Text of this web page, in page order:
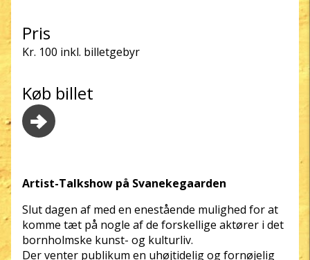
Artist-Talkshow på Svanekegaarden
Slut dagen af med en enestående mulighed for at
komme tæt på nogle af de forskellige aktører i det
bornholmske kunst- og kulturliv.
Der venter publikum en uhøjtidelig og fornøjelig
Pris
Kr. 100 inkl. billetgebyr
Køb billet